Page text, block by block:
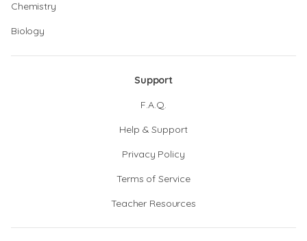
Chemistry
Biology
Support
F.A.Q.
Help & Support
Privacy Policy
Terms of Service
Teacher Resources